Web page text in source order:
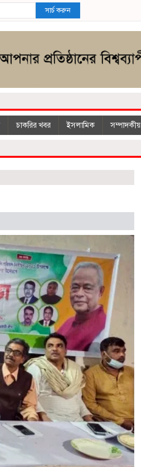
সার্চ করুন
চাকরির খবর ইসলা‌মিক সম্পাদকীয়